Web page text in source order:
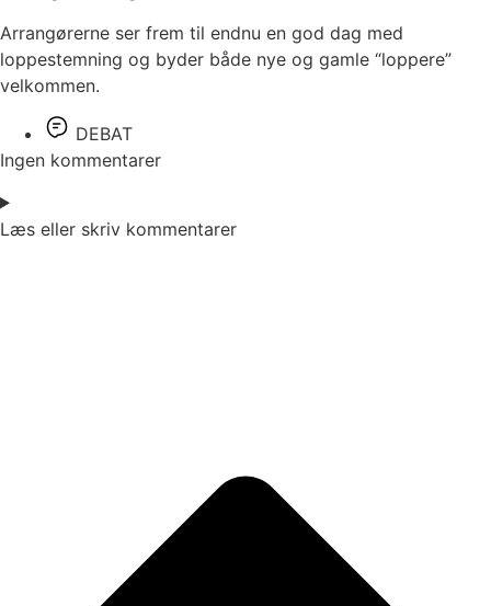
Arrangørerne ser frem til endnu en god dag med
loppestemning og byder både nye og gamle “loppere”
velkommen.
DEBAT
Ingen kommentarer
Læs eller skriv kommentarer